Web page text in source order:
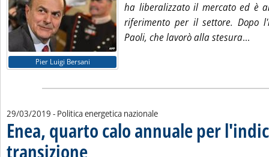
Pier Luigi Bersani
ha liberalizzato il mercato ed è
riferimento per il settore. Dopo
Paoli, che lavorò alla stesura...
29/03/2019 - Politica energetica nazionale
Enea, quarto calo annuale per
transizione . Sottotitolo: Decarbonizzazione e crescita rinnovabili non
. Pubblicata venerdì 29 marzo 2019 alle 9.13.